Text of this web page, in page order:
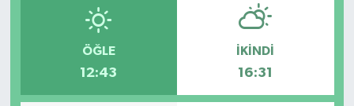
ÖĞLE
12:43
İKINDI
16:31